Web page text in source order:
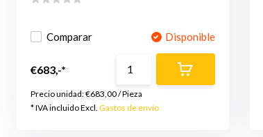
Comparar Disponible
€683,-*
Precio unidad:€683,00/Pieza
* IVA incluido Excl. Gastos de envío